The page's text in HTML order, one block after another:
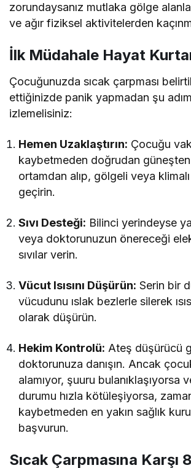
zorundaysanız mutlaka gölge
ve ağır fiziksel aktivitelerden
İlk Müdahale Hayat
Çocuğunuzda sıcak çarpması
ettiğinizde panik yapmadan şu
izlemelisiniz:
Hemen Uzaklaştırın: Çocuğu
kaybetmeden doğrudan güneşten
ortamdan alıp, gölgeli veya
geçirin.
Sıvı Desteği: Bilinci yerindeyse
veya doktorunuzun önereceği
sıvılar verin.
Vücut Isısını Düşürün: Serin bir
vücudunu ıslak bezlerle silerek
olarak düşürün.
Hekim Kontrolü: Ateş düşürücü
doktorunuza danışın. Ancak
alamıyor, şuuru bulanıklaşıyorsa
durumu hızla kötüleşiyorsa,
kaybetmeden en yakın sağlık
başvurun.
Sıcak Çarpmasına Karşı